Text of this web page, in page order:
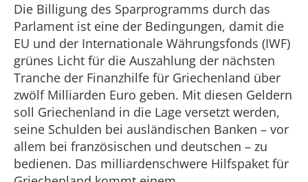
Die Billigung des Sparprogramms durch das
Parlament ist eine der Bedingungen, damit die
EU und der Internationale Währungsfonds (IWF)
grünes Licht für die Auszahlung der nächsten
Tranche der Finanzhilfe für Griechenland über
zwölf Milliarden Euro geben. Mit diesen Geldern
soll Griechenland in die Lage versetzt werden,
seine Schulden bei ausländischen Banken – vor
allem bei französischen und deutschen – zu
bedienen. Das milliardenschwere Hilfspaket für